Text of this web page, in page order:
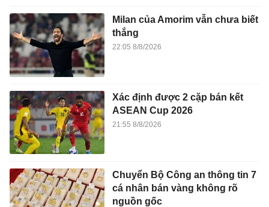
Milan của Amorim vẫn chưa biết
thắng
22:05 8/8/2026
Xác định được 2 cặp bán kết
ASEAN Cup 2026
21:55 8/8/2026
Chuyển Bộ Công an thông tin 7
cá nhân bán vàng không rõ
nguồn gốc